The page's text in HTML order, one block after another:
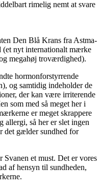
rimelig nemt at svare
Den Blå Krans fra Astma-
nyt internationalt mærke
megahøj troværdighed).
hormonforstyrrende
og samtidig indeholder de
der kan være irriterende
som med så meget her i
er meget skrappere
allergi, så her er slet ingen
det gælder sundhed for
Svanen et must. Det er vores
af hensyn til sundheden,